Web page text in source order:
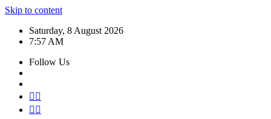
Skip to content
Saturday, 8 August 2026
7:57 AM
Follow Us